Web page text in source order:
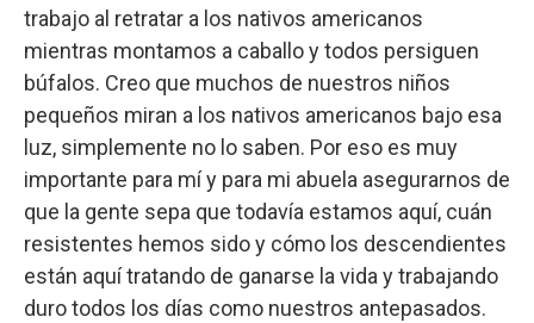
trabajo al retratar a los nativos americanos
mientras montamos a caballo y todos persiguen
búfalos. Creo que muchos de nuestros niños
pequeños miran a los nativos americanos bajo esa
luz, simplemente no lo saben. Por eso es muy
importante para mí y para mi abuela asegurarnos de
que la gente sepa que todavía estamos aquí, cuán
resistentes hemos sido y cómo los descendientes
están aquí tratando de ganarse la vida y trabajando
duro todos los días como nuestros antepasados.